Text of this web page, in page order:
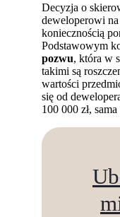
Decyzja o
deweloperowi
koniecznością
Podstawowym
pozwu, która w
takimi są
wartości
się od
100 000 zł,